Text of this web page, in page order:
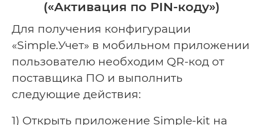
(«Активация по PIN-коду»)
Для получения конфигурации
«Simple.Учет» в мобильном приложении
пользователю необходим QR-код от
поставщика ПО и выполнить
следующие действия:
1) Открыть приложение Simple-kit на